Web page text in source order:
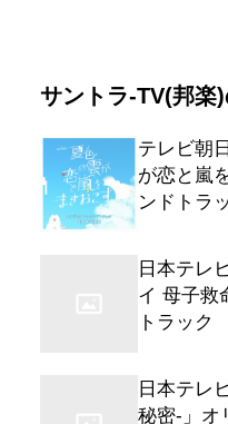
7.温かく見守り続けた教師
9.地域課題大型クラゲ
10.決して夢をあきらめない
11.サバ缶、宇宙へ行く~
13.答えは、まだ誰にもわ
16.人を信じることの力
サントラ-TV(邦楽
テレビ朝
が恋と嵐
ンドトラ
日本テレ
イ 母子救
トラック
日本テレ
秘密-」オ